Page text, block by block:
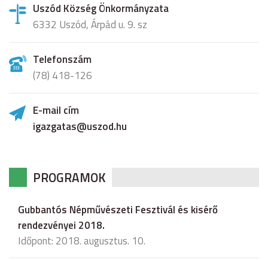
Uszód Község Önkormányzata
6332 Uszód, Árpád u. 9. sz
Telefonszám
(78) 418-126
E-mail cím
igazgatas@uszod.hu
PROGRAMOK
Gubbantós Népművészeti Fesztivál és kisérő
rendezvényei 2018.
Időpont: 2018. augusztus. 10.